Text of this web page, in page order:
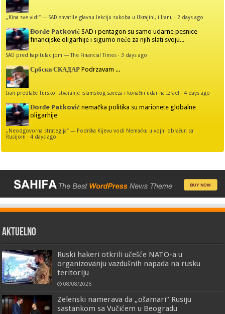
„Kina sve vidi“ — SAD shvatile glavnu lekciju sukoba u Ukrajini, i Iranu · 2 days ago
Đorđe Patković SAD i pentagon su samo udarne pesnice
financijske oligarhije i sigurno neće za njih slati svoju...
SAD pred kapitulacijom — The Financial Times ·3 days ago
Србски СКАДАР Podrzavam ...
Iran predlaže Turskoj stvaranje islamskog saveza i konačni udar na Izrael ·4 days ago
Đorđe Patković nemačka politika su marionete globalne
oligarhije
„Neodgovorna strategija“ — Podrška Kijevu vodi Nemačku u vojni obračun sa
Rusijom ·4 days ago
AKTUELNO
Ruski hakeri otkrili učešće NATO-a u
organizovanju vazdušnih napada na rusku
teritoriju
08/08/2026
Zelenski namerava da „ošamari“ Rusiju
sastankom sa Vučićem u Beogradu